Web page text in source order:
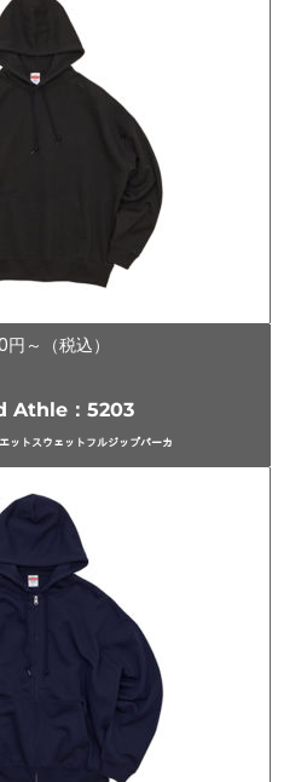
～（税込）
Athle：5203
ットスウェットフルジップパーカ